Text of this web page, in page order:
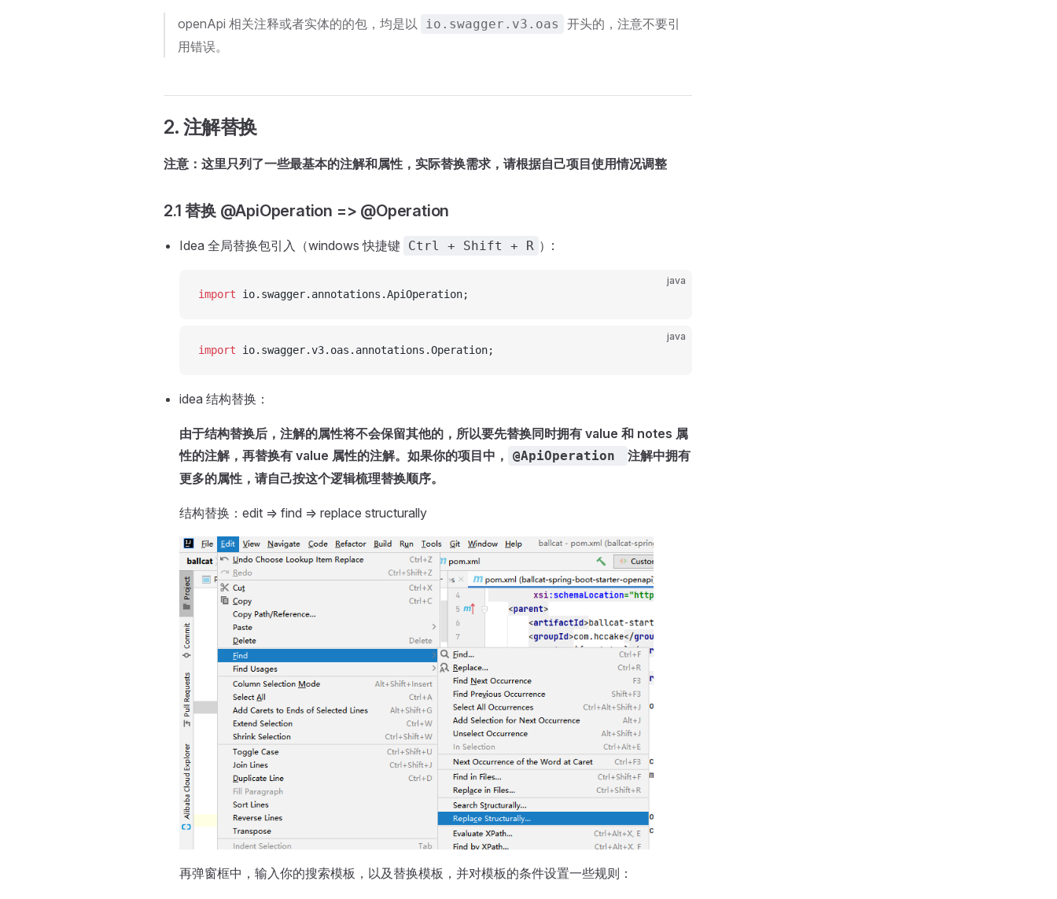
openApi 相关注释或者实体的的包，均是以 io.swagger.v3.oas
开头的，注意不要引
用错误。
2. 注解替换
注意：这里只列了一些最基本的注解和属性，实际替换需求，请根据自己项目使用情况调整
2.1 替换 @ApiOperation => @Operation
Idea 全局替换包引入（windows 快捷键 Ctrl + Shift + R ）:
java
import io.swagger.annotations.ApiOperation;
java
import io.swagger.v3.oas.annotations.Operation;
idea 结构替换：
由于结构替换后，注解的属性将不会保留其他的，所以要先替换同时拥有 value 和 notes 属
性的注解，再替换有 value 属性的注解。如果你的项目中，
@ApiOperation
注解中拥有
更多的属性，请自己按这个逻辑梳理替换顺序。
结构替换：edit => find => replace structurally
再弹窗框中，输入你的搜索模板，以及替换模板，并对模板的条件设置一些规则：